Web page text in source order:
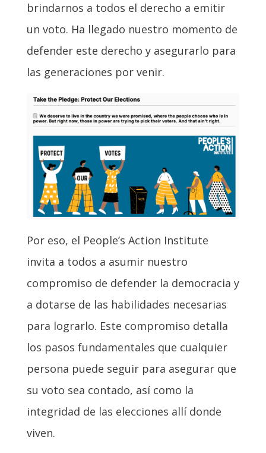
brindarnos a todos el derecho a emitir
un voto. Ha llegado nuestro momento de
defender este derecho y asegurarlo para
las generaciones por venir.
Por eso, el People’s Action Institute
invita a todos a asumir nuestro
compromiso de defender la democracia y
a dotarse de las habilidades necesarias
para lograrlo. Este compromiso detalla
los pasos fundamentales que cualquier
persona puede seguir para asegurar que
su voto sea contado, así como la
integridad de las elecciones allí donde
viven.